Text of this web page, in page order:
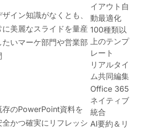
ザイン知識がなくとも、
に美麗なスライドを量産
たいマーケ部門や営業部
イアウト自
動最適化
100種類以
上のテンプ
レート
リアルタイ
ム共同編集
存のPowerPoint資料を
全かつ確実にリフレッシ
Office 365
ネイティブ
統合
AI要約＆リ